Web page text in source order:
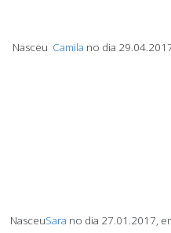
Nasceu Camila no dia
NasceuSara no dia 27.01.2017,